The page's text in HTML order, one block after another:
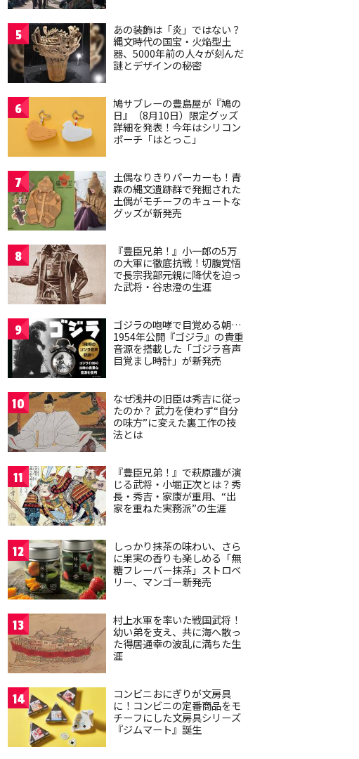
5
あの装飾は「炎」ではない？
縄文時代の国宝・火焔型土
器、5000年前の人々が刻んだ
謎とデザインの秘密
6
鳩サブレーの豊島屋が『鳩の
日』（8月10日）限定グッズ
詳細を発表！今年はシリコン
ポーチ「はとっこ」
7
土偶なりきりパーカーも！青
森の縄文遺跡群で発掘された
土偶がモチーフのキュートな
グッズが新発売
8
『豊臣兄弟！』小一郎の5万
の大軍に徹底抗戦！切腹覚悟
で長宗我部元親に降伏を迫っ
た武将・谷忠澄の生涯
9
ゴジラの咆哮で目覚める朝…
1954年公開『ゴジラ』の貴重
音源を搭載した「ゴジラ音声
目覚まし時計」が新発売
10
なぜ浅井の旧臣は秀吉に従っ
たのか？ 武力を使わず“自分
の味方”に変えた裏工作の技
法とは
11
『豊臣兄弟！』で萩原護が演
じる武将・小堀正次とは？秀
長・秀吉・家康が重用、“出
家を重ねた実務派”の生涯
12
しっかり抹茶の味わい、さら
に果実の香りも楽しめる「無
糖フレーバー抹茶」ストロベ
リー、マンゴー新発売
13
村上水軍を率いた戦国武将！
幼い弟を支え、共に海へ散っ
た得居通幸の波乱に満ちた生
涯
14
コンビニおにぎりが文房具
に！コンビニの定番商品をモ
チーフにした文房具シリーズ
『ジムマート』誕生